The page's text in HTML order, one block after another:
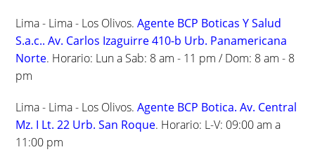
Lima - Lima - Los Olivos.Agente BCP Boticas Y Salud
S.a.c.. Av. Carlos Izaguirre 410-b Urb. Panamericana
Norte. Horario: Lun a Sab: 8 am - 11 pm / Dom: 8 am - 8
pm
Lima - Lima - Los Olivos.Agente BCP Botica. Av. Central
Mz. I Lt. 22 Urb. San Roque. Horario: L-V: 09:00 am a
11:00 pm